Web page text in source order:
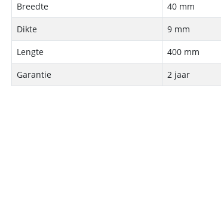
Breedte
40 mm
Dikte
9 mm
Lengte
400 mm
Garantie
2 jaar